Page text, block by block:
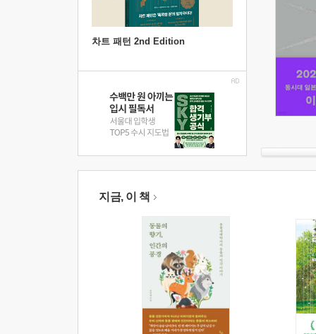
차트 패턴 2nd Edition
지금, 이 책